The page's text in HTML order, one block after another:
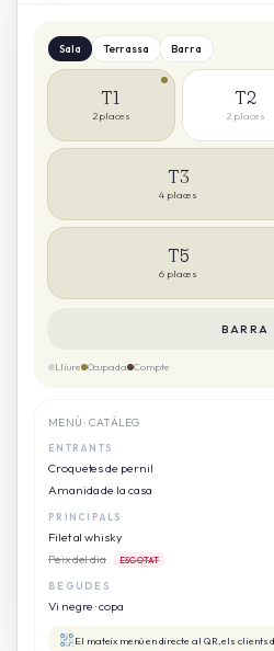
Sala Terrassa Barra
T1
2 places
T2
2 places
T3
4 places
T5
6 places
BARRA
Lliure Ocupada Compte
MENÚ · CATÀLEG
ENTRANTS
Croquetes de pernil
Amanida de la casa
PRINCIPALS
Filet al whisky
Peix del dia
ESGOTAT
BEGUDES
Vi negre · copa
El mateix menú en directe al QR, els clients